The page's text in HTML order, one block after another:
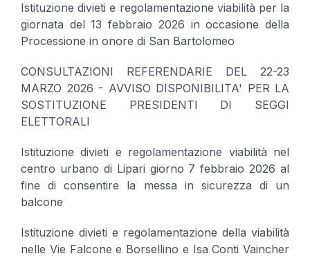
Istituzione divieti e regolamentazione viabilità per la
giornata del 13 febbraio 2026 in occasione della
Processione in onore di San Bartolomeo
CONSULTAZIONI REFERENDARIE DEL 22-23
MARZO 2026 - AVVISO DISPONIBILITA' PER LA
SOSTITUZIONE PRESIDENTI DI SEGGI
ELETTORALI
Istituzione divieti e regolamentazione viabilità nel
centro urbano di Lipari giorno 7 febbraio 2026 al
fine di consentire la messa in sicurezza di un
balcone
Istituzione divieti e regolamentazione della viabilità
nelle Vie Falcone e Borsellino e Isa Conti Vaincher